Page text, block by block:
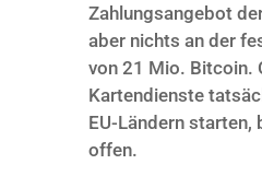
Zahlungsangebot
aber nichts an der
von 21 Mio. Bitcoin.
Kartendienste
EU-Ländern starten,
offen.